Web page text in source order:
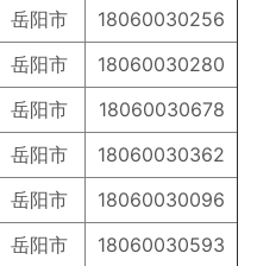
岳阳市
18060030256
岳阳市
18060030280
岳阳市
18060030678
岳阳市
18060030362
岳阳市
18060030096
岳阳市
18060030593